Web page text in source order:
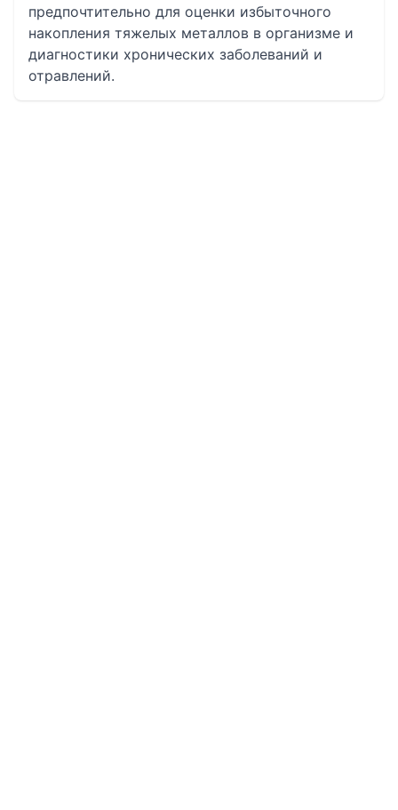
предпочтительно для оценки избыточного
накопления тяжелых металлов в организме и
диагностики хронических заболеваний и
отравлений.